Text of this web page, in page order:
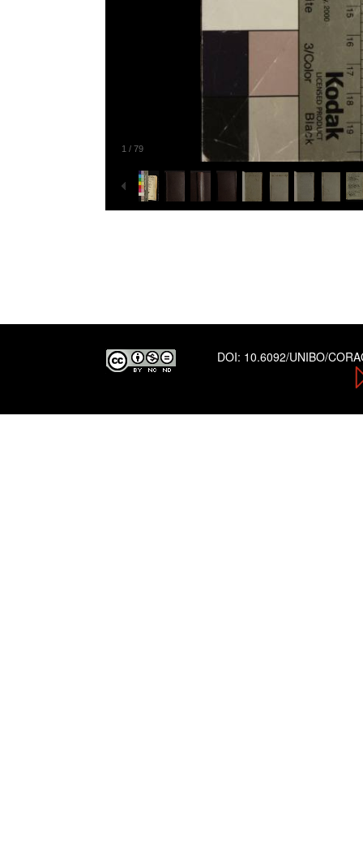
1 / 79
DOI: 10.6092/UNIBO/